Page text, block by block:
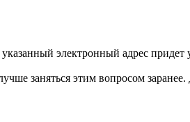
электронный адрес придет
заняться этим вопросом